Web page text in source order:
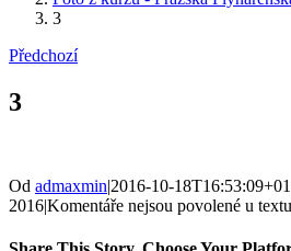
3
Předchozí
3
Od admaxmin|2016-10-
2016|Komentáře nejsou povolené u